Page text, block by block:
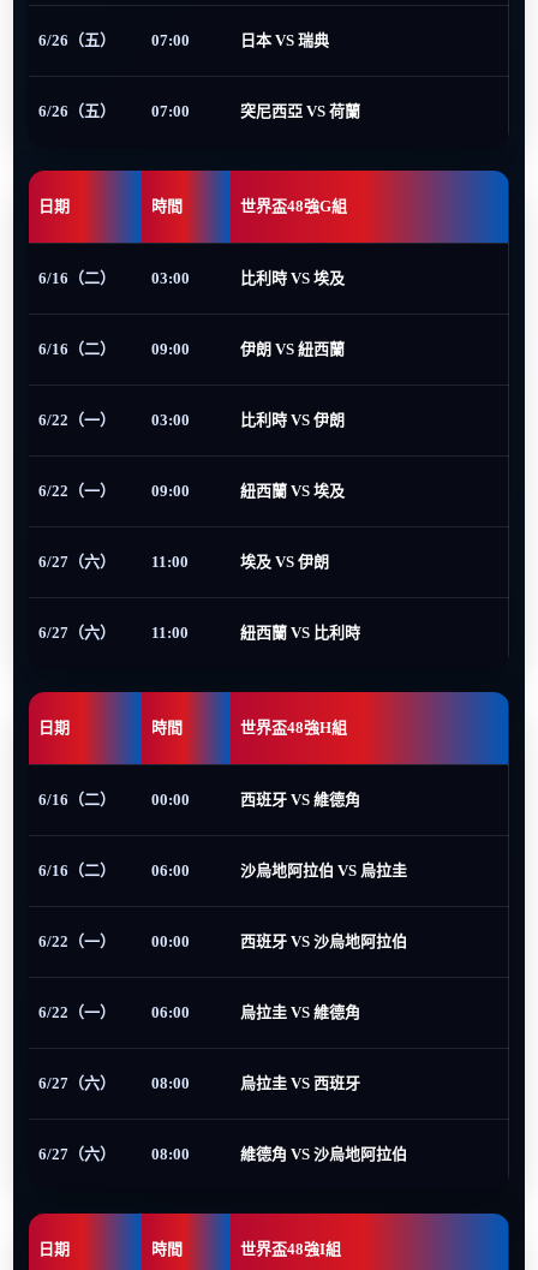
6/26（五） 07:00 日本 VS 瑞典
6/26（五） 07:00 突尼西亞 VS 荷蘭
日期 時間 世界盃48強G組
6/16（二） 03:00 比利時 VS 埃及
6/16（二） 09:00 伊朗 VS 紐西蘭
6/22（一） 03:00 比利時 VS 伊朗
6/22（一） 09:00 紐西蘭 VS 埃及
6/27（六） 11:00 埃及 VS 伊朗
6/27（六） 11:00 紐西蘭 VS 比利時
日期 時間 世界盃48強H組
6/16（二） 00:00 西班牙 VS 維德角
6/16（二） 06:00 沙烏地阿拉伯 VS 烏拉圭
6/22（一） 00:00 西班牙 VS 沙烏地阿拉伯
6/22（一） 06:00 烏拉圭 VS 維德角
6/27（六） 08:00 烏拉圭 VS 西班牙
6/27（六） 08:00 維德角 VS 沙烏地阿拉伯
日期 時間 世界盃48強I組